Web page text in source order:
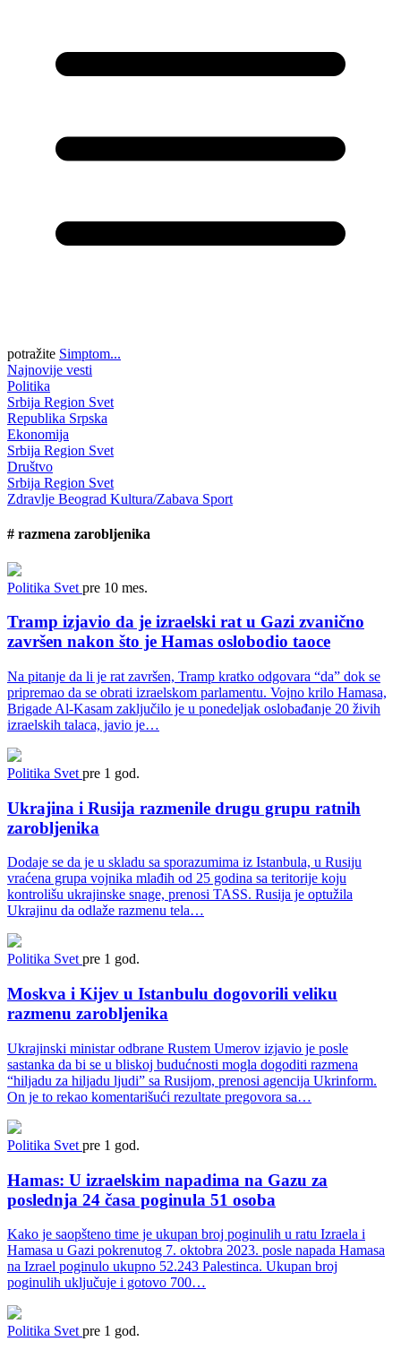
potražite Simptom...
Najnovije vesti
Politika
Srbija Region Svet
Republika Srpska
Ekonomija
Srbija Region Svet
Društvo
Srbija Region Svet
Zdravlje Beograd Kultura/Zabava Sport
# razmena zarobljenika
Politika Svet pre 10 mes.
Tramp izjavio da je izraelski rat u Gazi zvanično
završen nakon što je Hamas oslobodio taoce
Na pitanje da li je rat završen, Tramp kratko odgovara “da” dok se
pripremao da se obrati izraelskom parlamentu. Vojno krilo Hamasa,
Brigade Al-Kasam zaključilo je u ponedeljak oslobađanje 20 živih
izraelskih talaca, javio je…
Politika Svet pre 1 god.
Ukrajina i Rusija razmenile drugu grupu ratnih
zarobljenika
Dodaje se da je u skladu sa sporazumima iz Istanbula, u Rusiju
vraćena grupa vojnika mlađih od 25 godina sa teritorije koju
kontrolišu ukrajinske snage, prenosi TASS. Rusija je optužila
Ukrajinu da odlaže razmenu tela…
Politika Svet pre 1 god.
Moskva i Kijev u Istanbulu dogovorili veliku
razmenu zarobljenika
Ukrajinski ministar odbrane Rustem Umerov izjavio je posle
sastanka da bi se u bliskoj budućnosti mogla dogoditi razmena
“hiljadu za hiljadu ljudi” sa Rusijom, prenosi agencija Ukrinform.
On je to rekao komentarišući rezultate pregovora sa…
Politika Svet pre 1 god.
Hamas: U izraelskim napadima na Gazu za
poslednja 24 časa poginula 51 osoba
Kako je saopšteno time je ukupan broj poginulih u ratu Izraela i
Hamasa u Gazi pokrenutog 7. oktobra 2023. posle napada Hamasa
na Izrael poginulo ukupno 52.243 Palestinca. Ukupan broj
poginulih uključuje i gotovo 700…
Politika Svet pre 1 god.